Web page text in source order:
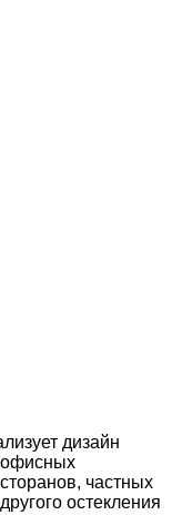
дизайн
офисных
частных
остекления